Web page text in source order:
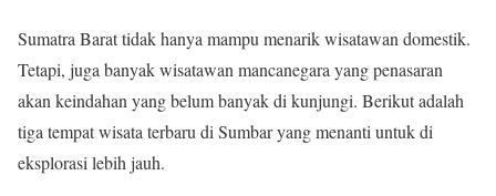
Sumatra Barat tidak hanya mampu menarik wisatawan domestik.
Tetapi, juga banyak wisatawan mancanegara yang penasaran
akan keindahan yang belum banyak di kunjungi. Berikut adalah
tiga tempat wisata terbaru di Sumbar yang menanti untuk di
eksplorasi lebih jauh.